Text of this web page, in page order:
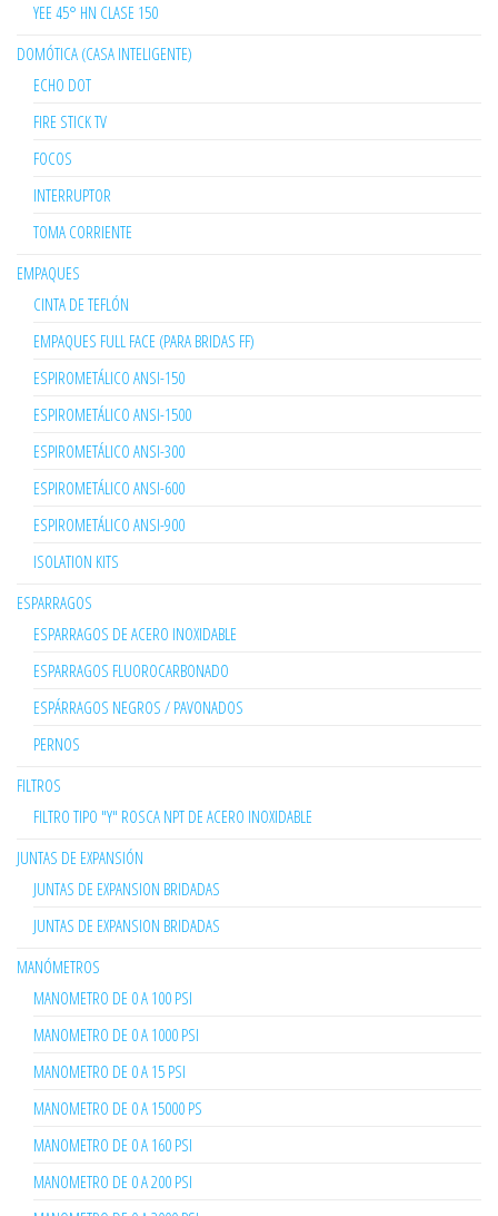
YEE 45° HN CLASE 150
DOMÓTICA (CASA INTELIGENTE)
ECHO DOT
FIRE STICK TV
FOCOS
INTERRUPTOR
TOMA CORRIENTE
EMPAQUES
CINTA DE TEFLÓN
EMPAQUES FULL FACE (PARA BRIDAS FF)
ESPIROMETÁLICO ANSI-150
ESPIROMETÁLICO ANSI-1500
ESPIROMETÁLICO ANSI-300
ESPIROMETÁLICO ANSI-600
ESPIROMETÁLICO ANSI-900
ISOLATION KITS
ESPARRAGOS
ESPARRAGOS DE ACERO INOXIDABLE
ESPARRAGOS FLUOROCARBONADO
ESPÁRRAGOS NEGROS / PAVONADOS
PERNOS
FILTROS
FILTRO TIPO "Y" ROSCA NPT DE ACERO INOXIDABLE
JUNTAS DE EXPANSIÓN
JUNTAS DE EXPANSION BRIDADAS
JUNTAS DE EXPANSION BRIDADAS
MANÓMETROS
MANOMETRO DE 0 A 100 PSI
MANOMETRO DE 0 A 1000 PSI
MANOMETRO DE 0 A 15 PSI
MANOMETRO DE 0 A 15000 PS
MANOMETRO DE 0 A 160 PSI
MANOMETRO DE 0 A 200 PSI